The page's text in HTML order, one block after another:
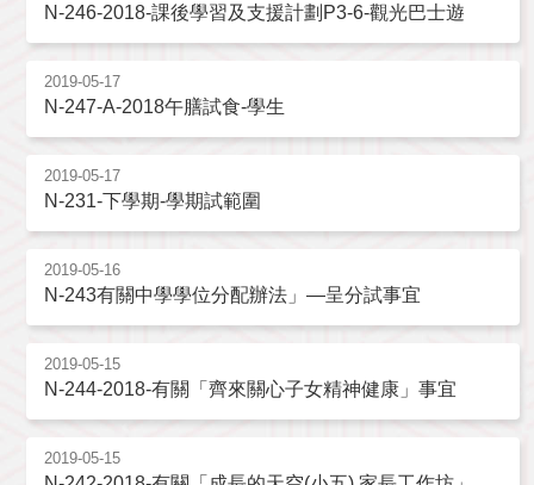
N-246-2018-課後學習及支援計劃P3-6-觀光巴士遊
2019-05-17
N-247-A-2018午膳試食-學生
2019-05-17
N-231-下學期-學期試範圍
2019-05-16
N-243有關中學學位分配辦法」—呈分試事宜
2019-05-15
N-244-2018-有關「齊來關心子女精神健康」事宜
2019-05-15